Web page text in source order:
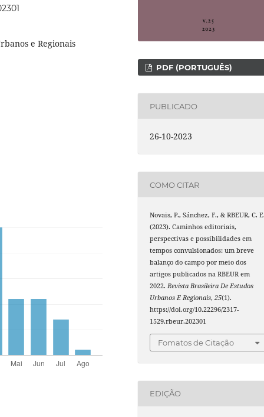
e Regionais
PDF (PORTUGUÊS)
PUBLICADO
26-10-2023
COMO CITAR
Novais, P., Sánchez, F., & RBEUR, C.
(2023). Caminhos editoriais,
perspectivas e possibilidades em
tempos convulsionados: um breve
balanço do campo por meio dos
artigos publicados na RBEUR em
2022.Revista Brasileira De Estudos
Urbanos E Regionais,25(1).
https://doi.org/10.22296/2317-
1529.rbeur.202301
Fomatos de Citação
EDIÇÃO